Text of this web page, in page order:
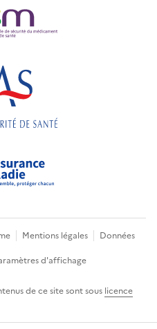
Mentions légales
Données
d'affichage
de ce site sont sous licence